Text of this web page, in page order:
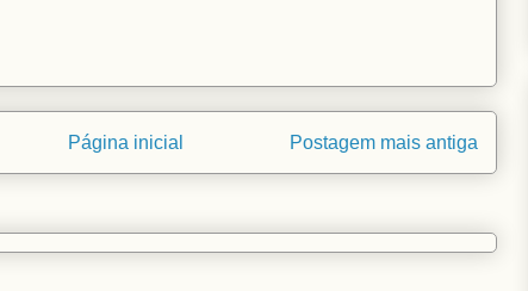
Postagem mais antiga
Página inicial